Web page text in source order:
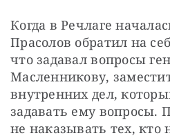
Когда в Речлаге
Прасолов обратил на
что задавал вопросы
Масленникову,
внутренних дел,
задавать ему вопросы.
не наказывать тех, кто